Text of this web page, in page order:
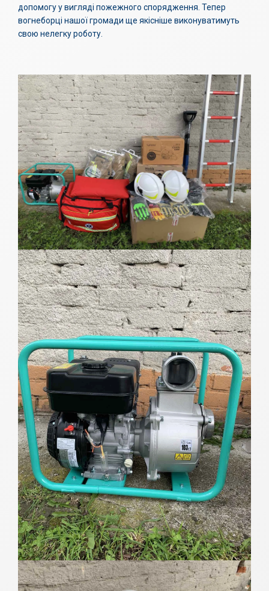
допомогу у вигляді пожежного спорядження. Тепер
вогнеборці нашої громади ще якісніше виконуватимуть
свою нелегку роботу.